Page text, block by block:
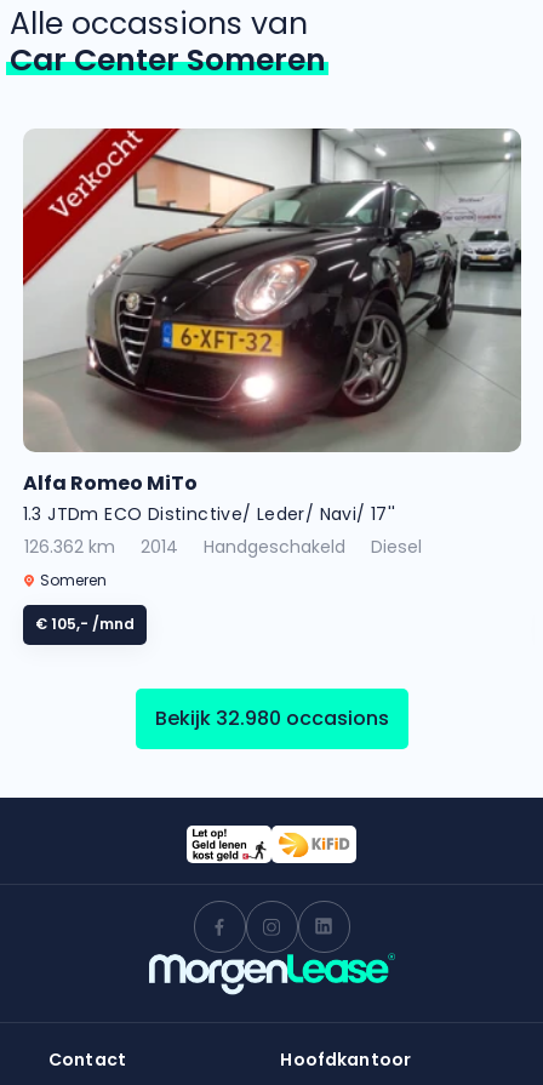
Alle occassions van
Car Center Someren
Alfa Romeo MiTo
1.3 JTDm ECO Distinctive/ Leder/ Navi/ 17''
126.362 km
2014 Handgeschakeld Diesel
Someren
€ 105,- /mnd
Bekijk 32.980 occasions
Contact Hoofdkantoor